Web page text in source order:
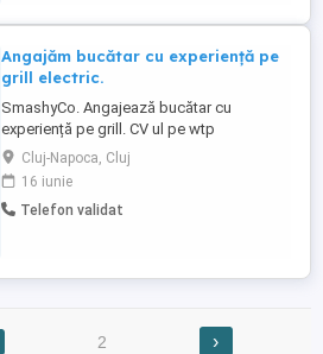
Angajăm bucătar cu experiență pe
grill electric.
SmashyCo. Angajează bucătar cu
experiență pe grill. CV ul pe wtp
Cluj-Napoca, Cluj
16 iunie
Telefon validat
2 ›